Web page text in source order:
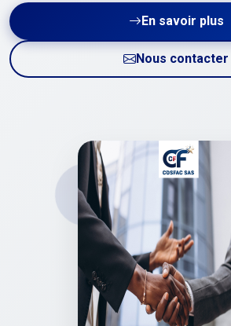
En savoir plus
Nous contacter